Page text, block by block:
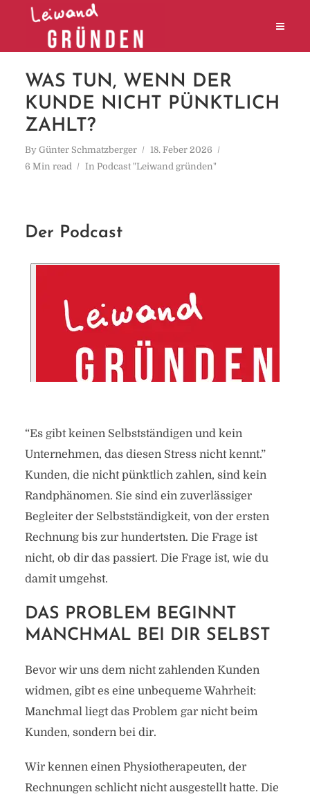
WAS TUN, WENN DER
KUNDE NICHT PÜNKTLICH
ZAHLT?
By Günter Schmatzberger
18. Feber 2026
6 Min read
In Podcast "Leiwand gründen"
Der Podcast
“Es gibt keinen Selbstständigen und kein
Unternehmen, das diesen Stress nicht kennt.”
Kunden, die nicht pünktlich zahlen, sind kein
Randphänomen. Sie sind ein zuverlässiger
Begleiter der Selbstständigkeit, von der ersten
Rechnung bis zur hundertsten. Die Frage ist
nicht, ob dir das passiert. Die Frage ist, wie du
damit umgehst.
DAS PROBLEM BEGINNT
MANCHMAL BEI DIR SELBST
Bevor wir uns dem nicht zahlenden Kunden
widmen, gibt es eine unbequeme Wahrheit:
Manchmal liegt das Problem gar nicht beim
Kunden, sondern bei dir.
Wir kennen einen Physiotherapeuten, der
Rechnungen schlicht nicht ausgestellt hatte. Die